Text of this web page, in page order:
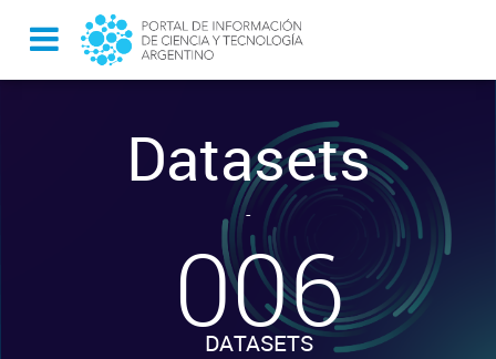
Datasets
-
006
DATASETS